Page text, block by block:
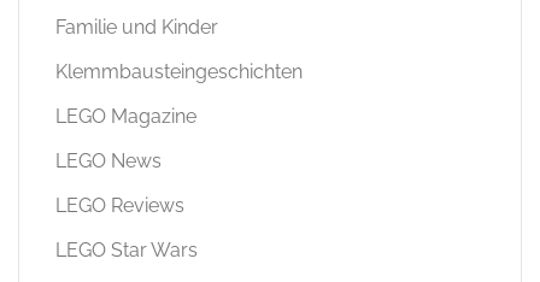
Familie und Kinder
Klemmbausteingeschichten
LEGO Magazine
LEGO News
LEGO Reviews
LEGO Star Wars